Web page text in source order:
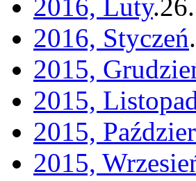
2016, Luty.26.
2016, Styczeń.
2015,
2015,
2015,
2015,